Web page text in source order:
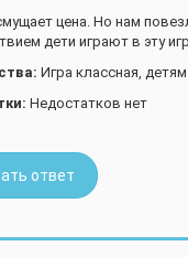
цена. Но нам
дети играют в эту
Игра классная,
Недостатков нет
ответ